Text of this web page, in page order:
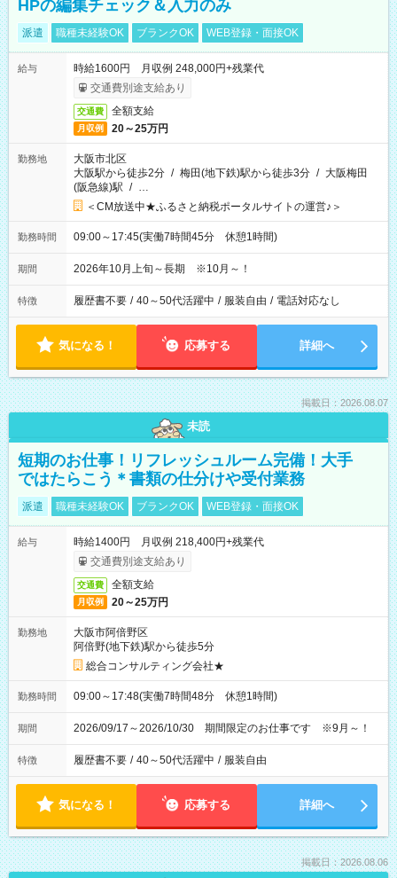
HPの編集チェック＆入力のみ
派遣 職種未経験OK ブランクOK WEB登録・面接OK
給与
時給1600円 月収例 248,000円+残業代
交通費別途支給あり
交通費 全額支給
月収例 20～25万円
勤務地
大阪市北区
大阪駅から徒歩2分 / 梅田(地下鉄)駅から徒歩3分 / 大阪梅田
(阪急線)駅 / …
＜CM放送中★ふるさと納税ポータルサイトの運営♪＞
勤務時間 09:00～17:45(実働7時間45分 休憩1時間)
期間 2026年10月上旬～長期 ※10月～！
特徴 履歴書不要 / 40～50代活躍中 / 服装自由 / 電話対応なし
気になる！ 応募する 詳細へ
掲載日：2026.08.07
未読
短期のお仕事！リフレッシュルーム完備！大手
ではたらこう＊書類の仕分けや受付業務
派遣 職種未経験OK ブランクOK WEB登録・面接OK
給与
時給1400円 月収例 218,400円+残業代
交通費別途支給あり
交通費 全額支給
月収例 20～25万円
勤務地
大阪市阿倍野区
阿倍野(地下鉄)駅から徒歩5分
総合コンサルティング会社★
勤務時間 09:00～17:48(実働7時間48分 休憩1時間)
期間 2026/09/17～2026/10/30 期間限定のお仕事です ※9月～！
特徴 履歴書不要 / 40～50代活躍中 / 服装自由
気になる！ 応募する 詳細へ
掲載日：2026.08.06